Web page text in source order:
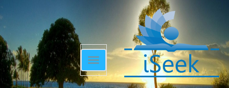
Toggle
navigation